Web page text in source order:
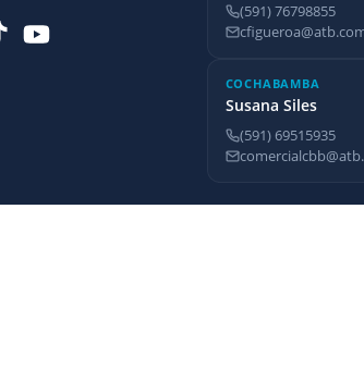
(591) 76798855
COCHABAMBA
Susana Siles
(591) 69515935